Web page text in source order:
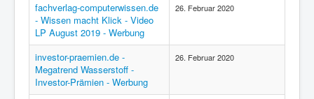
fachverlag-computerwissen.de
- Wissen macht Klick - Video
LP August 2019 - Werbung
26. Februar 2020
investor-praemien.de -
Megatrend Wasserstoff -
Investor-Prämien - Werbung
26. Februar 2020